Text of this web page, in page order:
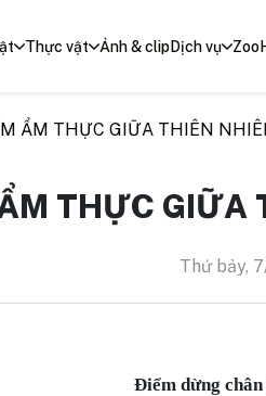
Thực vật Ảnh & clipDịch vụ
ẨM THỰC GIỮA THIÊN
THỰC GIỮA
Thứ bảy,
Điểm dừng